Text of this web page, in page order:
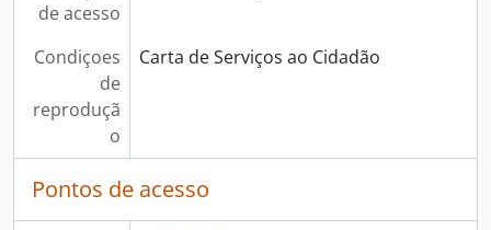
de acesso
Condiçoes
de
reproduçã
o
Carta de Serviços ao Cidadão
Pontos de acesso